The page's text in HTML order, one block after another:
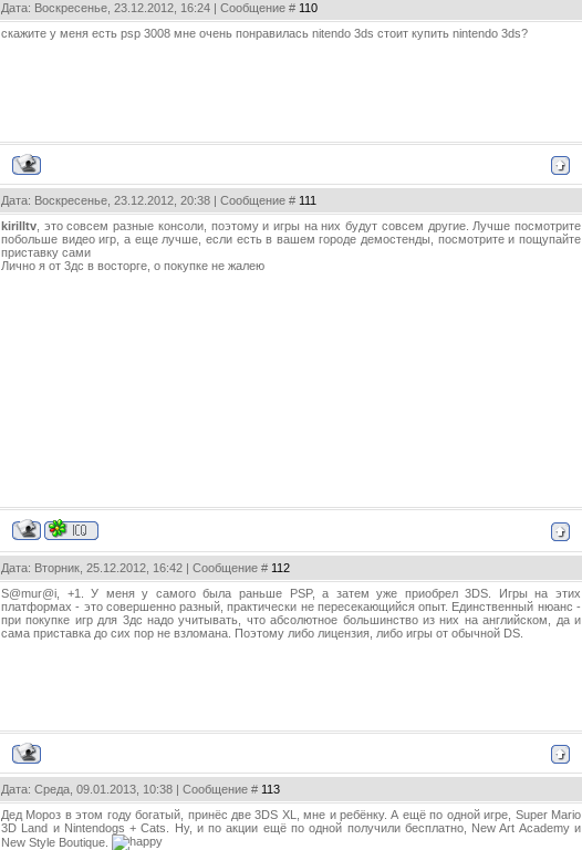
Дата: Воскресенье, 23.12.2012, 16:24 | Сообщение # 110
скажите у меня есть psp 3008 мне очень понравилась nitendo 3ds стоит купить nintendo 3ds?
Дата: Воскресенье, 23.12.2012, 20:38 | Сообщение # 111
kirilltv , это совсем разные консоли, поэтому и игры на них будут совсем другие. Лучше посмотрите
побольше видео игр, а еще лучше, если есть в вашем городе демостенды, посмотрите и пощупайте
приставку сами
Лично я от 3дс в восторге, о покупке не жалею
Дата: Вторник, 25.12.2012, 16:42 | Сообщение # 112
S@mur@i, +1. У меня у самого была раньше PSP, а затем уже приобрел 3DS. Игры на этих
платформах - это совершенно разный, практически не пересекающийся опыт. Единственный нюанс -
при покупке игр для 3дс надо учитывать, что абсолютное большинство из них на английском, да и
сама приставка до сих пор не взломана. Поэтому либо лицензия, либо игры от обычной DS.
Дата: Среда, 09.01.2013, 10:38 | Сообщение # 113
Дед Мороз в этом году богатый, принёс две 3DS XL, мне и ребёнку. А ещё по одной игре, Super Mario
3D Land и Nintendogs + Cats. Ну, и по акции ещё по одной получили бесплатно, New Art Academy и
New Style Boutique.